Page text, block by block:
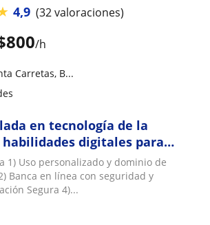
800/h
4,9 (32 valoraciones)
Carretas, B...
en tecnología de la
digitales para
mayores
1) Uso personalizado y dominio de
Banca en línea con seguridad y
Segura 4)...